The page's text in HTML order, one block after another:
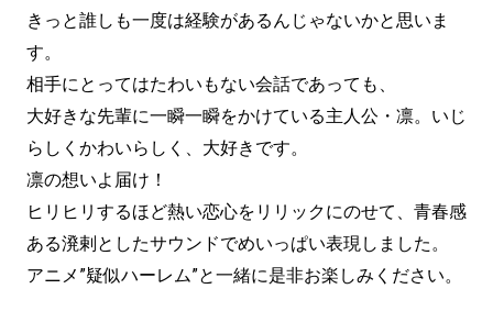
きっと誰しも一度は経験があるんじゃないかと思いま
す。
相手にとってはたわいもない会話であっても、
大好きな先輩に一瞬一瞬をかけている主人公・凛。いじ
らしくかわいらしく、大好きです。
凛の想いよ届け！
ヒリヒリするほど熱い恋心をリリックにのせて、青春感
ある溌剌としたサウンドでめいっぱい表現しました。
アニメ”疑似ハーレム”と一緒に是非お楽しみください。